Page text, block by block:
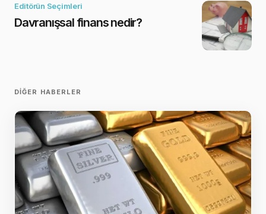
Editörün Seçimleri
Davranışsal finans nedir?
DIĞER HABERLER